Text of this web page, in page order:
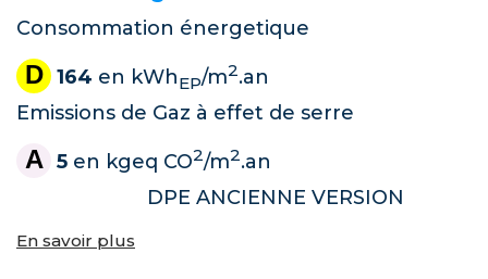
Consommation énergetique
D 164 en kWhEP/m2.an
Emissions de Gaz à effet de serre
A 5 en kgeq CO2/m2.an
DPE ANCIENNE VERSION
En savoir plus